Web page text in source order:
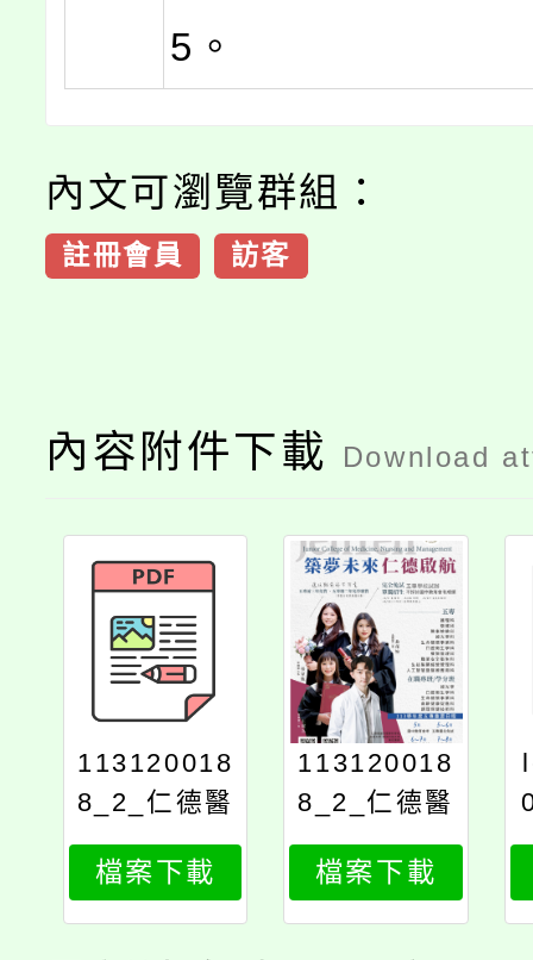
5。
內文可瀏覽群組：
註冊會員 訪客
內容附件下載 Download
113120018
8_2_仁德醫
專五專完全
免試入學簡
章
檔案下載
113120018
8_2_仁德醫
專全開113
檔案下載